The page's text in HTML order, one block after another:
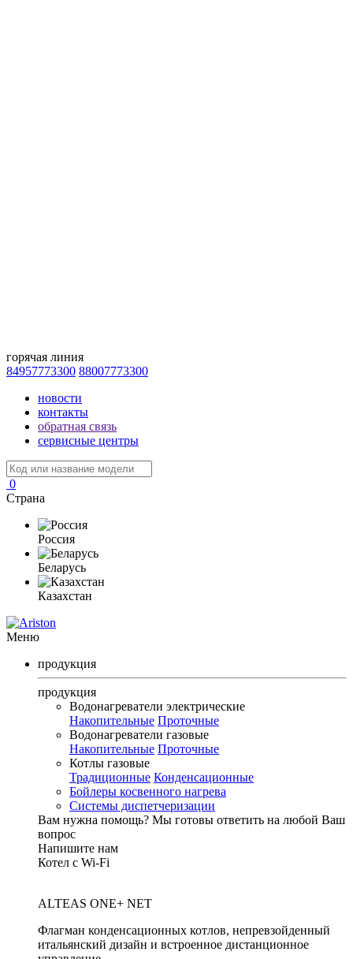
горячая линия
84957773300 88007773300
новости
контакты
обратная связь
сервисные центры
0
Страна
Россия
Беларусь
Казахстан
Меню
продукция
продукция
Водонагреватели электрические
Накопительные Проточные
Водонагреватели газовые
Накопительные Проточные
Котлы газовые
Традиционные Конденсационные
Бойлеры косвенного нагрева
Системы диспетчеризации
Вам нужна помощь? Мы готовы ответить на любой Ваш
вопрос
Напишите нам
Котел с Wi-Fi
ALTEAS ONE+ NET
Флагман конденсационных котлов, непревзойденный
итальянский дизайн и встроенное дистанционное